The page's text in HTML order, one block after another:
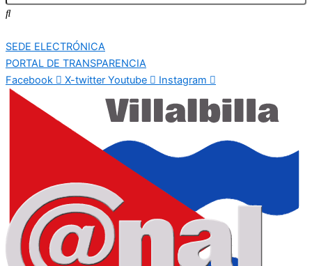
SEDE ELECTRÓNICA
PORTAL DE TRANSPARENCIA
Facebook
X-twitter Youtube Instagram